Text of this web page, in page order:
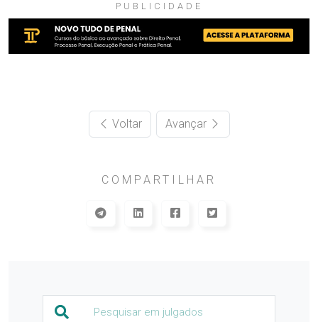
PUBLICIDADE
Voltar Avançar
COMPARTILHAR